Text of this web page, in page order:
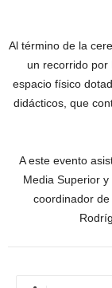
Al término de la
un recorrido por
espacio físico
didácticos, que
A este evento
Media Superior
coordinador